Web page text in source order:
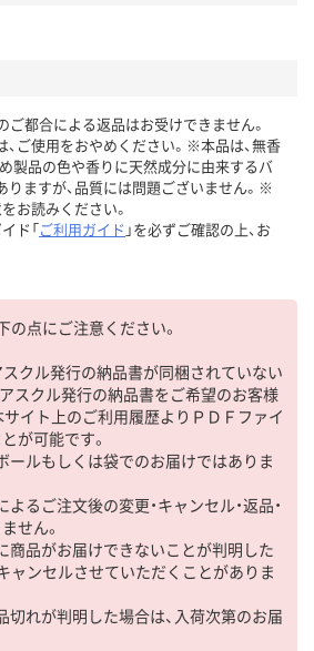
ご都合による返品はお受けできません。
ご使用をおやめください。※本品は、無香
製品の色や香りに天然成分に由来するバ
りますが、品質には問題ございません。※
お読みください。
ド「ご利用ガイド 」を必ずご確認の上、お
の点にご注意ください。
スクル発行の納品書が同梱されていない
スクル発行の納品書をご希望のお客様
サイト上のご利用履歴よりＰＤＦファイ
が可能です。
ールもしくは袋でのお届けではありま
よるご注文後の変更・キャンセル・返品・
せん。
商品がお届けできないことが判明した
ャンセルさせていただくことがありま
切れが判明した場合は、入荷次第のお届